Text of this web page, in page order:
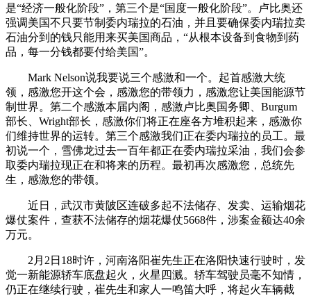
是“经济一般化阶段”，第三个是“国度一般化阶段”。卢比奥还
强调美国不只要节制委内瑞拉的石油，并且要确保委内瑞拉卖
石油分到的钱只能用来买美国商品，“从根本设备到食物到药
品，每一分钱都要付给美国”。
Mark Nelson说我要说三个感激和一个。起首感激大统
领，感激您开这个会，感激您的带领力，感激您让美国能源节
制世界。第二个感激本届内阁，感激卢比奥国务卿、Burgum
部长、Wright部长，感激你们将正在座各方堆积起来，感激你
们维持世界的运转。第三个感激我们正在委内瑞拉的员工。最
初说一个，雪佛龙过去一百年都正在委内瑞拉采油，我们会参
取委内瑞拉现正在和将来的历程。最初再次感激您，总统先
生，感激您的带领。
近日，武汉市黄陂区连破多起不法储存、发卖、运输烟花
爆仗案件，查获不法储存的烟花爆仗5668件，涉案金额达40余
万元。
2月2日18时许，河南洛阳崔先生正在洛阳快速行驶时，发
觉一新能源轿车底盘起火，火星四溅。轿车驾驶员毫不知情，
仍正在继续行驶，崔先生和家人一鸣笛大呼，将起火车辆截